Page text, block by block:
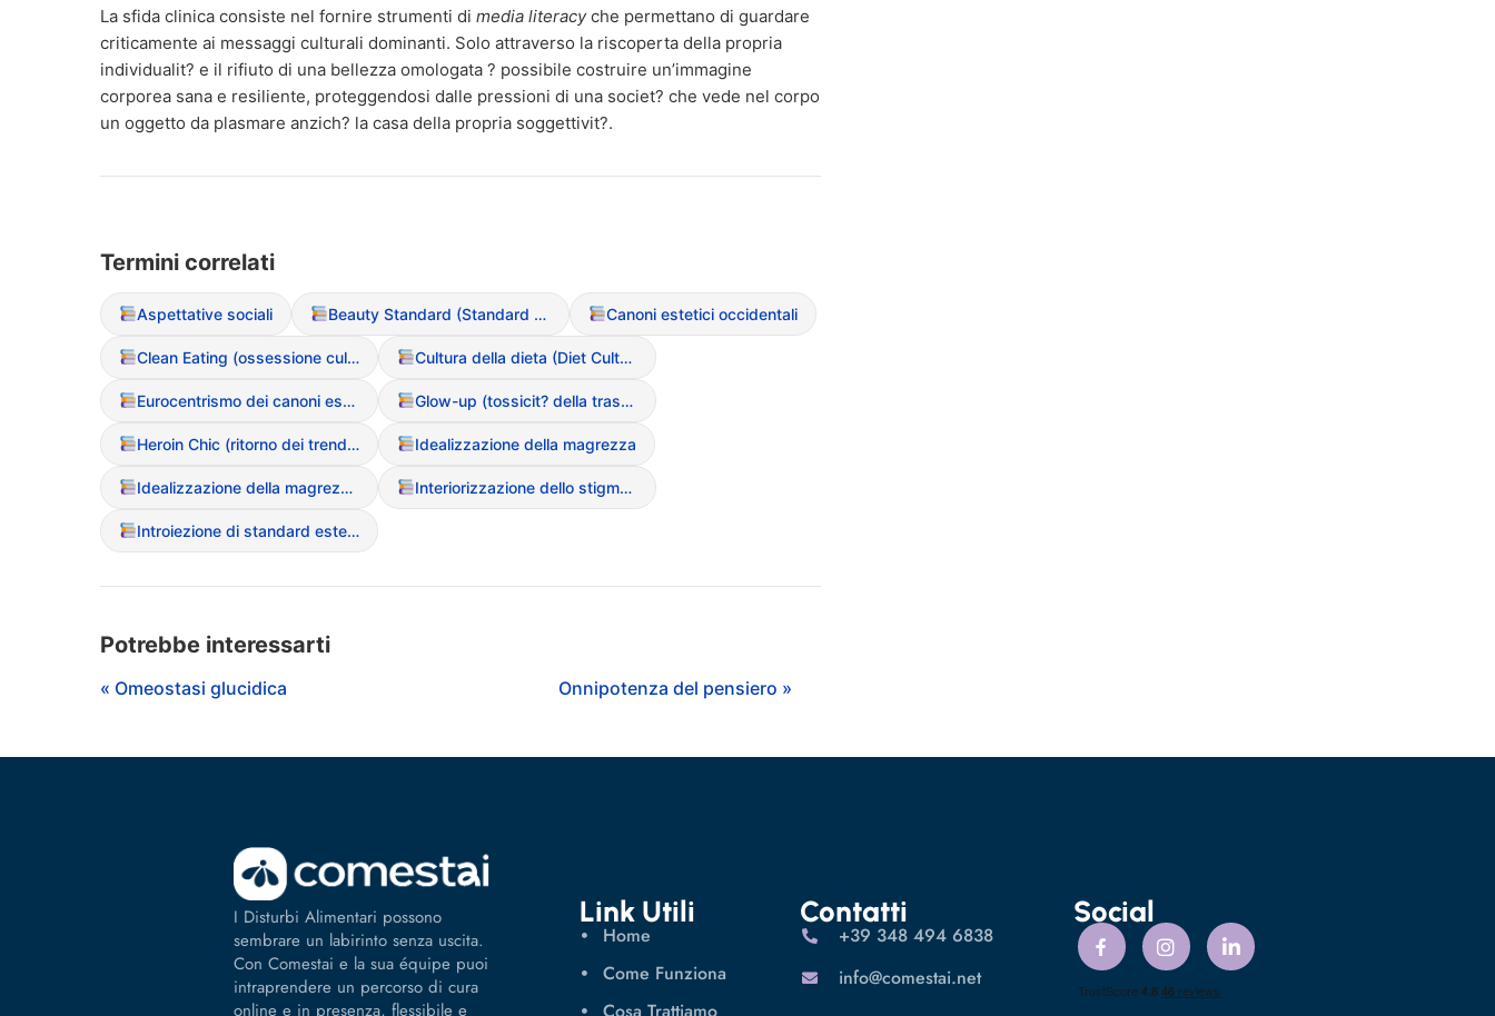
La sfida clinica consiste nel fornire strumenti di media literacyche permettano di guardare
criticamente ai messaggi culturali dominanti. Solo attraverso la riscoperta della propria
individualit? e il rifiuto di una bellezza omologata ? possibile costruire un’immagine
corporea sana e resiliente, proteggendosi dalle pressioni di una societ? che vede nel corpo
un oggetto da plasmare anzich? la casa della propria soggettivit?.
Termini correlati
Aspettative sociali Beauty Standard (Standard di bellezza) Canoni estetici occidentali
Clean Eating (ossessione culturale per il cibo “puro”) Cultura della dieta (Diet Culture)
Eurocentrismo dei canoni estetici Glow-up (tossicit? della trasformazione fisica rapida)
Heroin Chic (ritorno dei trend estetici anni ’90) Idealizzazione della magrezza
Idealizzazione della magrezza (Media) Interiorizzazione dello stigma di peso
Introiezione di standard estetici
Potrebbe interessarti
« Omeostasi glucidica Onnipotenza del pensiero »
I Disturbi Alimentari possono
sembrare un labirinto senza uscita.
Con Comestai e la sua équipe puoi
intraprendere un percorso di cura
online e in presenza, flessibile e
Link Utili
Home
Come Funziona
Contatti
‪+39 348 494 6838
info@comestai.net
Social